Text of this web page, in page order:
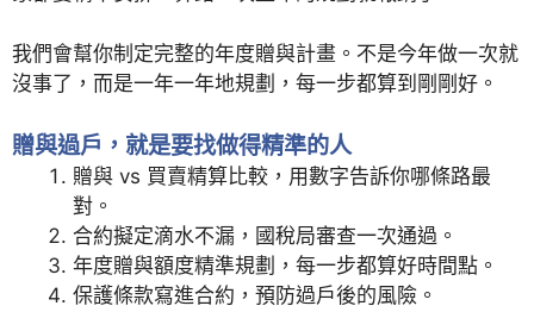
我們會幫你制定完整的年度贈與計畫。不是今年做一次就
沒事了，而是一年一年地規劃，每一步都算到剛剛好。
贈與過戶，就是要找做得精準的人
贈與 vs 買賣精算比較，用數字告訴你哪條路最
對。
合約擬定滴水不漏，國稅局審查一次通過。
年度贈與額度精準規劃，每一步都算好時間點。
保護條款寫進合約，預防過戶後的風險。